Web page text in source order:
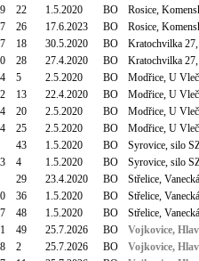
22 1.5.2020 BO
Rosice,
26 17.6.2023 BO
Rosice,
18 30.5.2020 BO
Kratochvilka
28 27.4.2020 BO
Kratochvilka
5 2.5.2020 BO
Modřice, U
13 22.4.2020 BO
Modřice, U
20 2.5.2020 BO
Modřice, U
25 2.5.2020 BO
Modřice, U
43 1.5.2020 BO
Syrovice, silo
4 1.5.2020 BO
Syrovice, silo
29 23.4.2020 BO
Střelice,
36 1.5.2020 BO
Střelice,
48 1.5.2020 BO
Střelice,
49 25.7.2026 BO
Vojkovice,
2 25.7.2026 BO
Vojkovice,